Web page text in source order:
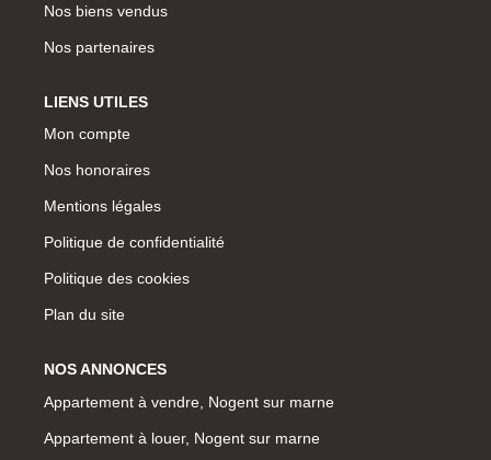
Nos biens vendus
Nos partenaires
LIENS UTILES
Mon compte
Nos honoraires
Mentions légales
Politique de confidentialité
Politique des cookies
Plan du site
NOS ANNONCES
Appartement à vendre, Nogent sur marne
Appartement à louer, Nogent sur marne